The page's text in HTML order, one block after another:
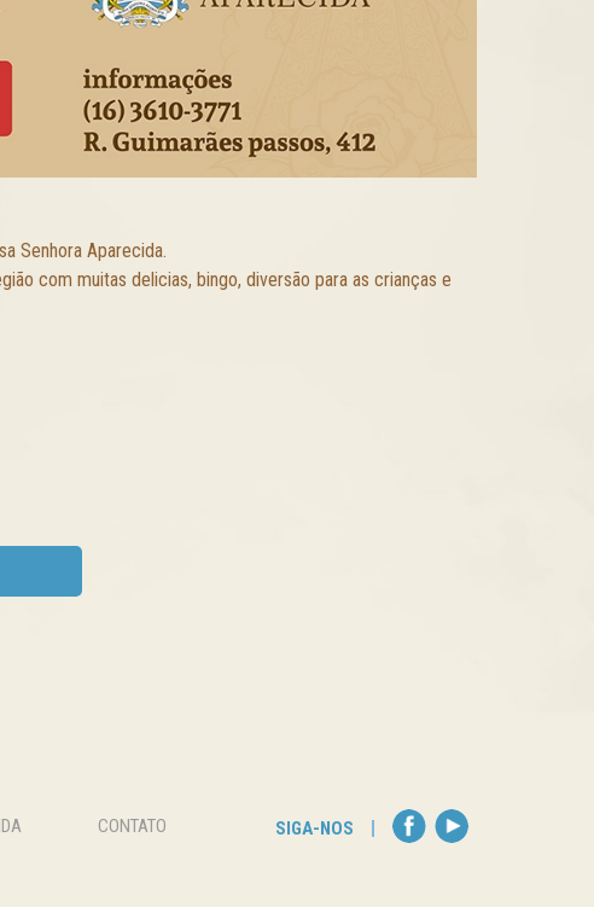
Senhora Aparecida.
com muitas delicias, bingo, diversão para as crianças e
CONTATO SIGA-NOS